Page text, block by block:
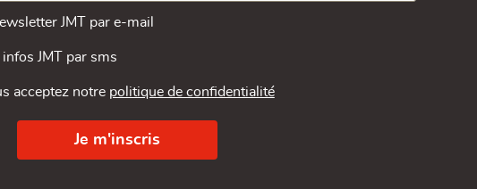
JMT par e-mail
JMT par sms
acceptez notre politique de confidentialité